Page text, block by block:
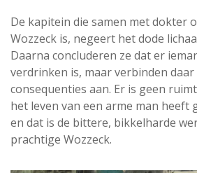
De kapitein die samen met dokter
Wozzeck is, negeert het dode
Daarna concluderen ze dat er
verdrinken is, maar verbinden
consequenties aan. Er is geen
het leven van een arme man heeft
en dat is de bittere, bikkelharde
prachtige Wozzeck.